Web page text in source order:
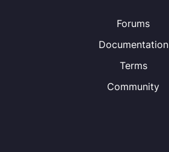
Forums
Documentation
Terms
Community